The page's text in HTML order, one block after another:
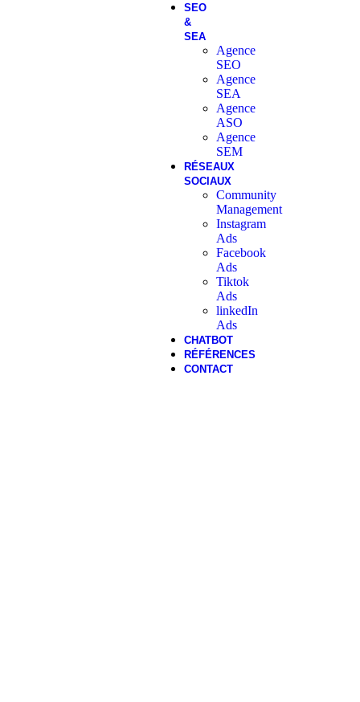
SEO
&
SEA
Agence
SEO
Agence
SEA
Agence
ASO
Agence
SEM
RÉSEAUX
SOCIAUX
Community
Management
Instagram
Ads
Facebook
Ads
Tiktok
Ads
linkedIn
Ads
CHATBOT
RÉFÉRENCES
CONTACT